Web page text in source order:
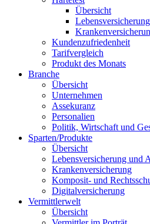
Übersicht
Lebensversicherung
Kundenzufriedenheit
Tarifvergleich
Produkt des Monats
Branche
Übersicht
Unternehmen
Assekuranz
Personalien
Politik, Wirtschaft und
Sparten/Produkte
Übersicht
Lebensversicherung und
Krankenversicherung
Komposit- und
Digitalversicherung
Vermittlerwelt
Übersicht